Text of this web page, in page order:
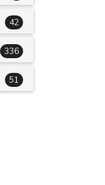
42
336
51